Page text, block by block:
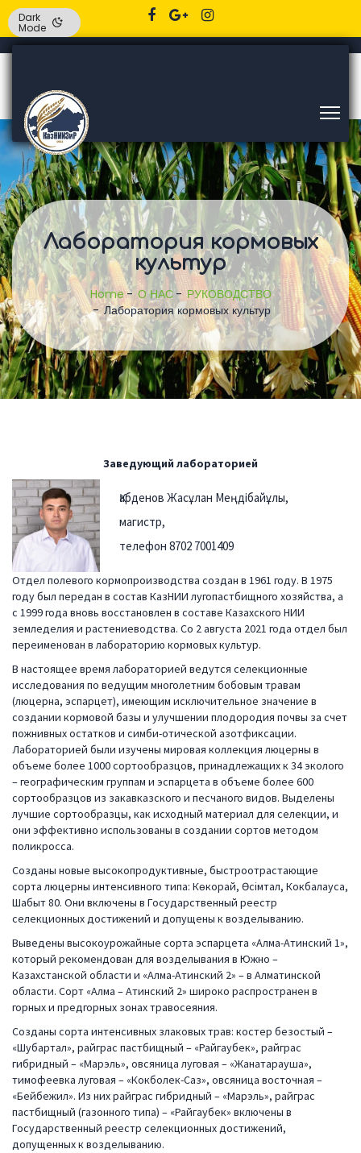
Лаборатория кормовых
культур
Home О НАС
РУКОВОДСТВО
Лаборатория кормовых культур
Заведующий лабораторией
Қабденов Жасұлан Меңдібайұлы,
магистр,
телефон 8702 7001409
Отдел полевого кормопроизводства создан в 1961 году. В 1975
году был передан в состав КазНИИ лугопастбищного хозяйства, а
с 1999 года вновь восстановлен в составе Казахского НИИ
земледелия и растениеводства. Со 2 августа 2021 года отдел был
переименован в лабораторию кормовых культур.
В настоящее время лабораторией ведутся селекционные
исследования по ведущим многолетним бобовым травам
(люцерна, эспарцет), имеющим исключительное значение в
создании кормовой базы и улучшении плодородия почвы за счет
пожнивных остатков и симби-отической азотфиксации.
Лабораторией были изучены мировая коллекция люцерны в
объеме более 1000 сортообразцов, принадлежащих к 34 эколого
– географическим группам и эспарцета в объеме более 600
сортообразцов из закавказского и песчаного видов. Выделены
лучшие сортообразцы, как исходный материал для селекции, и
они эффективно использованы в создании сортов методом
поликросса.
Созданы новые высокопродуктивные, быстроотрастающие
сорта люцерны интенсивного типа: Көкорай, Өсімтал, Кокбалауса,
Шабыт 80. Они включены в Государственный реестр
селекционных достижений и допущены к возделыванию.
Выведены высокоурожайные сорта эспарцета «Алма-Атинский 1»,
который рекомендован для возделывания в Южно –
Казахстанской области и «Алма-Атинский 2» – в Алматинской
области. Сорт «Алма – Атинский 2» широко распространен в
горных и предгорных зонах травосеяния.
Созданы сорта интенсивных злаковых трав: костер безостый –
«Шубартал», райграс пастбищный – «Райгаубек», райграс
гибридный – «Марэль», овсяница луговая – «Жанатарауша»,
тимофеевка луговая – «Кокболек-Саз», овсяница восточная –
«Бейбежил». Из них райграс гибридный – «Марэль», райграс
пастбищный (газонного типа) – «Райгаубек» включены в
Государственный реестр селекционных достижений,
допущенных к возделыванию.
Dark
Mode